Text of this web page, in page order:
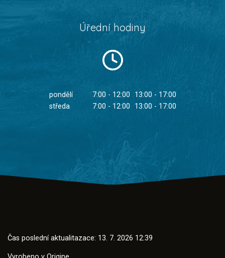
Úřední hodiny
pondělí 7:00 - 12:00
13:00 - 17:00
středa
7:00 - 12:00 13:00 - 17:00
Čas poslední aktualitazace: 13. 7. 2026 12:39